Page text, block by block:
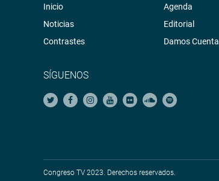
Inicio
Noticias
Contrastes
Agenda
Editorial
Damos Cuenta
SÍGUENOS
Congreso TV 2023. Derechos reservados.